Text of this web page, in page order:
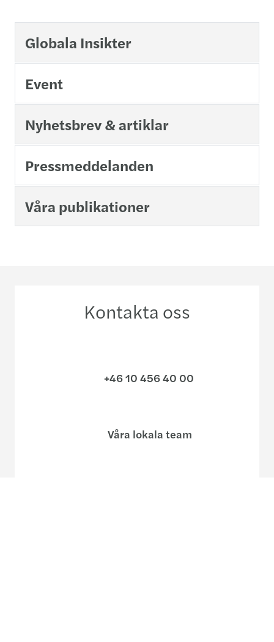
Globala Insikter
Event
Nyhetsbrev & artiklar
Pressmeddelanden
Våra publikationer
Kontakta oss
+46 10 456 40 00
Våra lokala team